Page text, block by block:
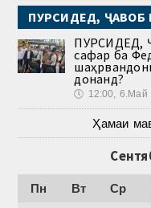
ПУРСИДЕД, ҶАВОБ
ПУРСИДЕД,
сафар ба
донанд?
🕔 12:00, 6.Май
Ҳамаи
Пн Вт Ср